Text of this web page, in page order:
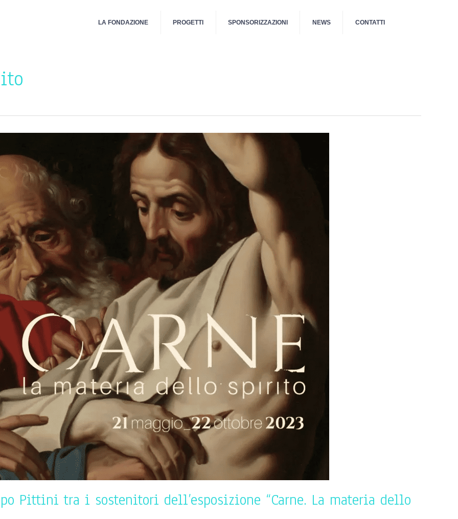
LA FONDAZIONE PROGETTI SPONSORIZZAZIONI NEWS CONTATTI
Pittini tra i sostenitori dell’esposizione “Carne. La materia dello